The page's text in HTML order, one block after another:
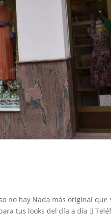
no hay Nada más original
tus looks del día a día 